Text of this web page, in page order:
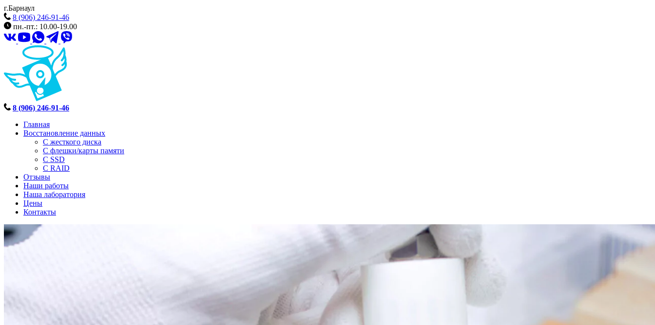
г.Барнаул
8 (906) 246-91-46
пн.-пт.: 10.00-19.00
8 (906) 246-91-46
Главная
Восстановление данных
С жесткого диска
С флешки/карты памяти
С SSD
С RAID
Отзывы
Наши работы
Наша лаборатория
Цены
Контакты